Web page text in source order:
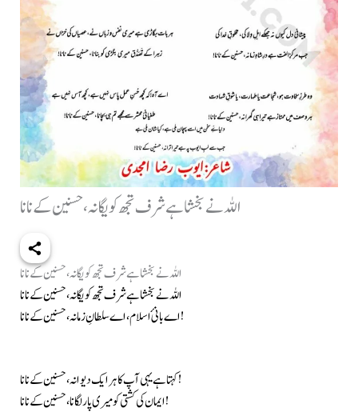
اللہ نے بخشا ہے شرف تجھ کو یگانہ، حسنین کے نانا
اللہ نے بخشا ہے شرف تجھ کو یگانہ، حسنین کے نانا
اللہ نے بخشا ہے شرف تجھ کو یگانہ، حسنین کے نانا
اے بانیٔ اسلام، اے سلطانِ زمانہ، حسنین کے نانا!
کہتا ہے یہی آپ کا ہر ایک دیوانہ، حسنین کے نانا!
ایمان کی کشتی کو میری پار لگانا، حسنین کے نانا!